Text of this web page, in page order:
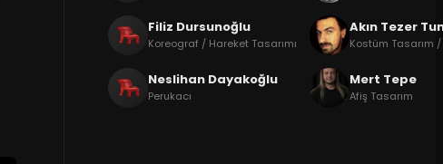
Filiz Dursunoğlu
Koreograf / Hareket Tasarımı
Akın Tezer
Kostüm Tasarım
Neslihan Dayakoğlu
Perukacı
Mert Tepe
Afiş Tasarım